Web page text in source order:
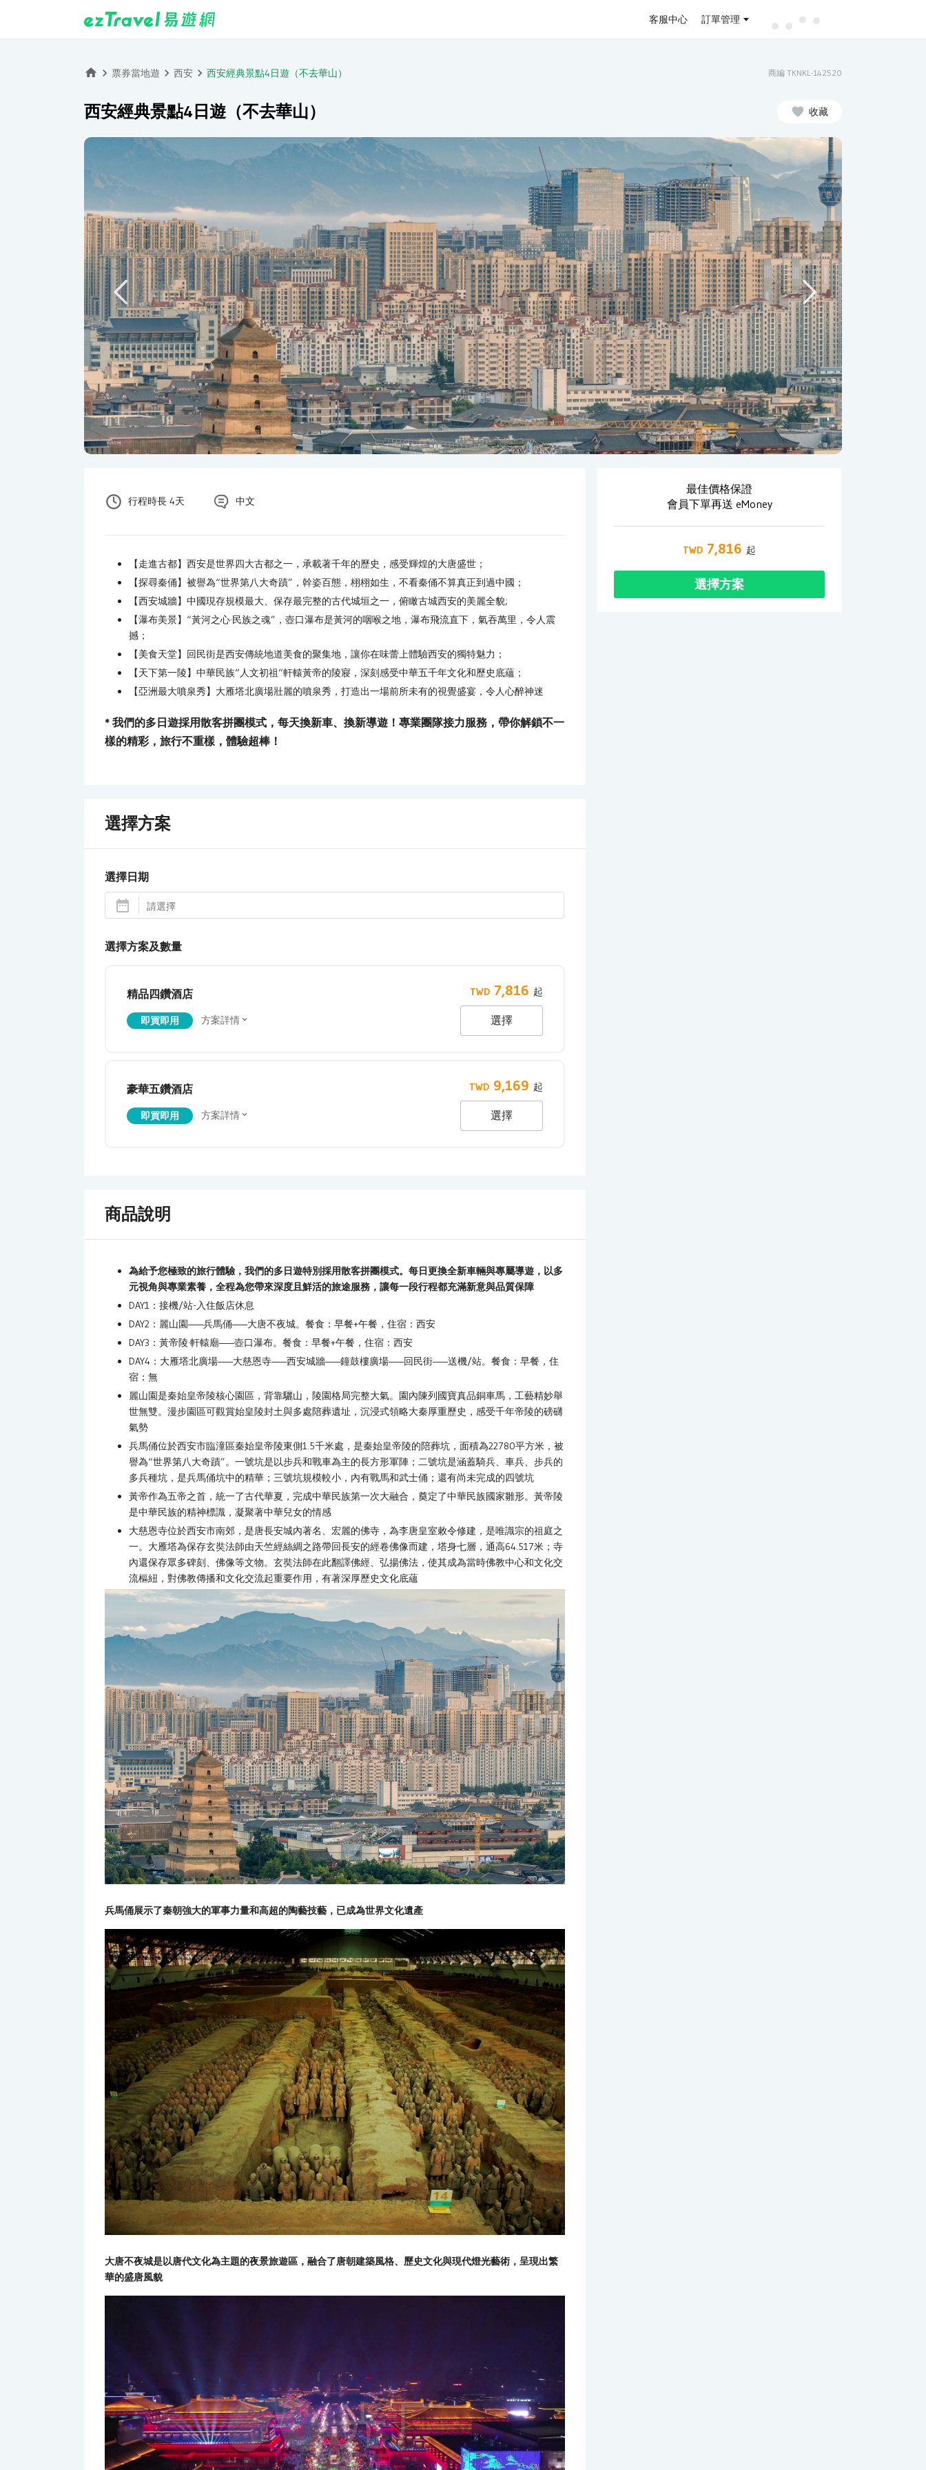
客服中心 訂單管理
票券當地遊 西安 西安經典景點4日遊（不去華山） 商編 TKNKL-142520
西安經典景點4日遊（不去華山） 收藏
行程時長 4天 中文
【走進古都】西安是世界四大古都之一，承載著千年的歷史，感受輝煌的大唐盛世；
【探尋秦俑】被譽為“世界第八大奇蹟”，幹姿百態，栩栩如生，不看秦俑不算真正到過中國；
【西安城牆】中國現存規模最大、保存最完整的古代城垣之一，俯瞰古城西安的美麗全貌;
【瀑布美景】“黃河之心·民族之魂”，壺口瀑布是黃河的咽喉之地，瀑布飛流直下，氣吞萬里，令人震
撼；
【美食天堂】回民街是西安傳統地道美食的聚集地，讓你在味蕾上體驗西安的獨特魅力；
【天下第一陵】中華民族“人文初祖“軒轅黃帝的陵寢，深刻感受中華五千年文化和歷史底蘊；
【亞洲最大噴泉秀】大雁塔北廣場壯麗的噴泉秀，打造出一場前所未有的視覺盛宴，令人心醉神迷
* 我們的多日遊採用散客拼團模式，每天換新車、換新導遊！專業團隊接力服務，帶你解鎖不一
樣的精彩，旅行不重樣，體驗超棒！
選擇方案
選擇日期
選擇方案及數量
精品四鑽酒店
即買即用 方案詳情
7,816
選擇
豪華五鑽酒店
即買即用 方案詳情
9,169
選擇
商品說明
為給予您極致的旅行體驗，我們的多日遊特別採用散客拼團模式。每日更換全新車輛與專屬導遊，以多
元視角與專業素養，全程為您帶來深度且鮮活的旅途服務，讓每一段行程都充滿新意與品質保障
DAY1：接機/站-入住飯店休息
DAY2：麗山園——兵馬俑——大唐不夜城。餐食：早餐+午餐，住宿：西安
DAY3：黃帝陵·軒轅廟——壺口瀑布。餐食：早餐+午餐，住宿：西安
DAY4：大雁塔北廣場——大慈恩寺——西安城牆——鐘鼓樓廣場——回民街——送機/站。餐食：早餐，住
宿：無
麗山園是秦始皇帝陵核心園區，背靠驪山，陵園格局完整大氣。園內陳列國寶真品銅車馬，工藝精妙舉
世無雙。漫步園區可觀賞始皇陵封土與多處陪葬遺址，沉浸式領略大秦厚重歷史，感受千年帝陵的磅礴
氣勢
兵馬俑位於西安市臨潼區秦始皇帝陵東側1.5千米處，是秦始皇帝陵的陪葬坑，面積為22780平方米，被
譽為“世界第八大奇蹟”。一號坑是以步兵和戰車為主的長方形軍陣；二號坑是涵蓋騎兵、車兵、步兵的
多兵種坑，是兵馬俑坑中的精華；三號坑規模較小，內有戰馬和武士俑；還有尚未完成的四號坑
黃帝作為五帝之首，統一了古代華夏，完成中華民族第一次大融合，奠定了中華民族國家雛形。黃帝陵
是中華民族的精神標識，凝聚著中華兒女的情感
大慈恩寺位於西安市南郊，是唐長安城內著名、宏麗的佛寺，為李唐皇室敕令修建，是唯識宗的祖庭之
一。大雁塔為保存玄奘法師由天竺經絲綢之路帶回長安的經卷佛像而建，塔身七層，通高64.517米；寺
內還保存眾多碑刻、佛像等文物。玄奘法師在此翻譯佛經、弘揚佛法，使其成為當時佛教中心和文化交
流樞紐，對佛教傳播和文化交流起重要作用，有著深厚歷史文化底蘊
兵馬俑展示了秦朝強大的軍事力量和高超的陶藝技藝，已成為世界文化遺產
大唐不夜城是以唐代文化為主題的夜景旅遊區，融合了唐朝建築風格、歷史文化與現代燈光藝術，呈現出繁
華的盛唐風貌
最佳價格保證
會員下單再送 eMoney
7,816
選擇方案